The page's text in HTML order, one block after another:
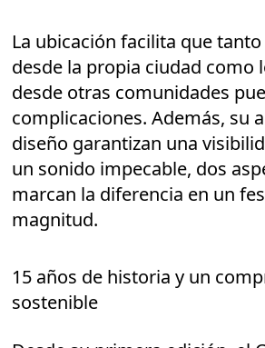
La ubicación facilita que
desde la propia ciudad como
desde otras comunidades
complicaciones. Además, su
diseño garantizan una
un sonido impecable, dos
marcan la diferencia en un
magnitud.
15 años de historia y un
sostenible